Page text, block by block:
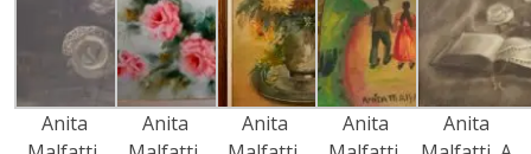
Anita
Anita
Anita
Anita
Anita